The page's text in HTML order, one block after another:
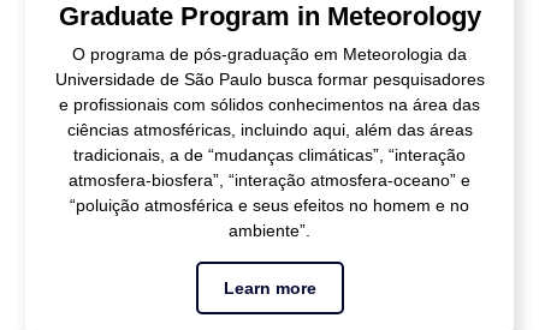
Graduate Program in Meteorology
O programa de pós-graduação em Meteorologia da
Universidade de São Paulo busca formar pesquisadores
e profissionais com sólidos conhecimentos na área das
ciências atmosféricas, incluindo aqui, além das áreas
tradicionais, a de “mudanças climáticas”, “interação
atmosfera-biosfera”, “interação atmosfera-oceano” e
“poluição atmosférica e seus efeitos no homem e no
ambiente”.
Learn more